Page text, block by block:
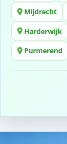
Mijdrecht
Harderwijk
Purmerend